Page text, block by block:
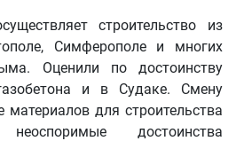
строительство из
Симферополе и многих
Оценили по достоинству
и в Судаке. Смену
материалов для строительства
достоинства